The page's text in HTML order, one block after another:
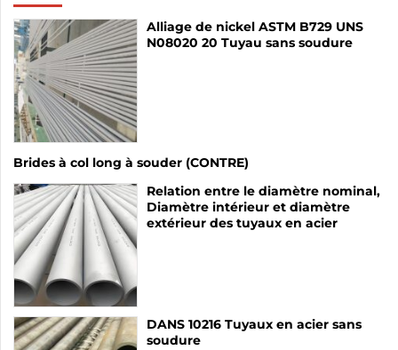
Alliage de nickel ASTM B729 UNS
N08020 20 Tuyau sans soudure
Brides à col long à souder (CONTRE)
Relation entre le diamètre nominal,
Diamètre intérieur et diamètre
extérieur des tuyaux en acier
DANS 10216 Tuyaux en acier sans
soudure